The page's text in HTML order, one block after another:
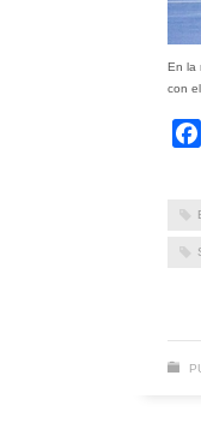
En la
con